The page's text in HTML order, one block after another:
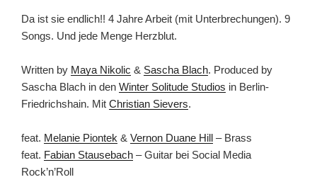
Da ist sie endlich!! 4 Jahre Arbeit (mit Unterbrechungen). 9
Songs. Und jede Menge Herzblut.
Written by Maya Nikolic & Sascha Blach. Produced by
Sascha Blach in den Winter Solitude Studios in Berlin-
Friedrichshain. Mit Christian Sievers.
feat. Melanie Piontek & Vernon Duane Hill – Brass
feat. Fabian Stausebach – Guitar bei Social Media
Rock’n’Roll